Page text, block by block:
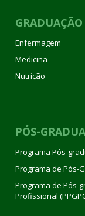
GRADUAÇÃO
Enfermagem
Medicina
Nutrição
PÓS-
Programa Pós-
Programa de Pós-
Programa de Pós-
Profissional